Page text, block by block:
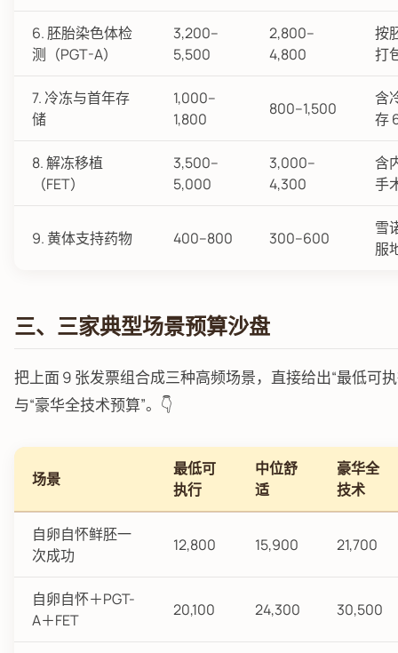
6. 胚胎染色体检
测（PGT-A）
3,200–
5,500
2,800–
4,800
按
打
7. 冷冻与首年存
储
1,000–
1,800
800–1,500
含
存
8. 解冻移植
（FET）
3,500–
5,000
3,000–
4,300
含
手
9. 黄体支持药物 400–800 300–600
雪
服
三、三家典型场景预算沙盘
把上面 9 张发票组合成三种高频场景，直接给出“最低可
与“豪华全技术预算”。👇
场景
最低可
执行
中位舒
适
豪华全
技术
自卵自怀鲜胚一
次成功
12,800 15,900 21,700
自卵自怀＋PGT-
A＋FET
20,100 24,300 30,500